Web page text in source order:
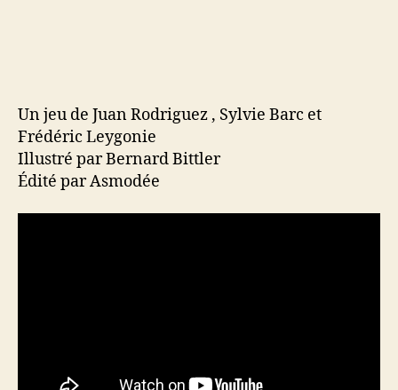
Un jeu de Juan Rodriguez , Sylvie Barc et
Frédéric Leygonie
Illustré par Bernard Bittler
Édité par Asmodée